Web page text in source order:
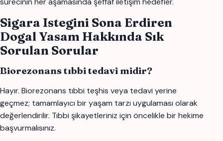
Sigara Istegini Sona Erdiren
Dogal Yasam Hakkında Sık
Sorulan Sorular
Biorezonans tıbbi tedavi midir?
Hayır. Biorezonans tıbbi teşhis veya tedavi yerine
geçmez; tamamlayıcı bir yaşam tarzı uygulaması olarak
değerlendirilir. Tıbbi şikayetleriniz için öncelikle bir hekime
başvurmalısınız.